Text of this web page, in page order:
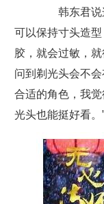
韩东君说这
可以保持寸头造
胶，就会过敏，
问到剃光头会不
合适的角色，我
光头也能挺好看。